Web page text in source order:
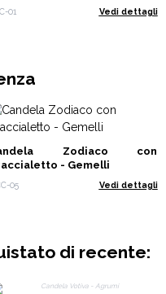
01 Vedi dettagli
Zodiaco con
- Gemelli
05 Vedi dettagli
di recente: